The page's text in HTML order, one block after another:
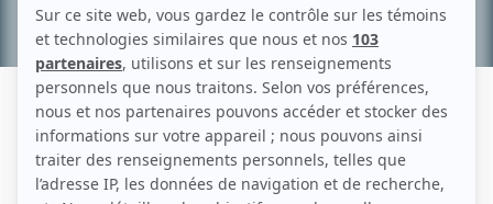
CONTRE-JOUR: LE LABYRINTHE
Description sommaire de l'histoire
Un homme se retrouve dans un espace physique réel sans se souvenir de son